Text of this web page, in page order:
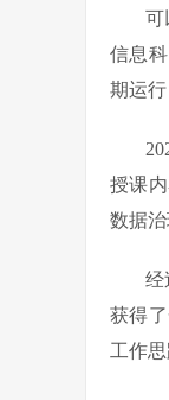
可
信息
期运
授课
数据
经
获得
工作